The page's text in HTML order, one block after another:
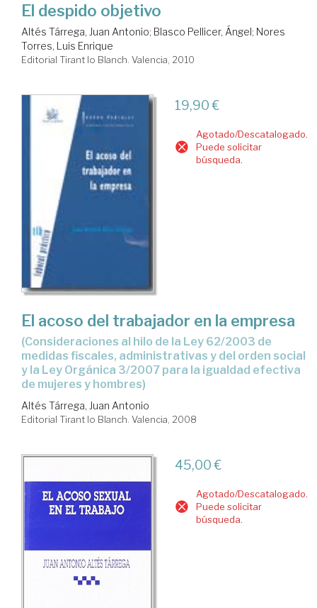
El despido objetivo
Altés Tárrega, Juan Antonio; Blasco Pellicer, Ángel; Nores
Torres, Luis Enrique
Editorial Tirant lo Blanch. Valencia, 2010
19,90 €
Agotado/Descatalogado.
Puede solicitar
búsqueda.
El acoso del trabajador en la empresa
(consideraciones al hilo de la Ley 62/2003 de
medidas fiscales, administrativas y del orden social
y la Ley Orgánica 3/2007 para la igualdad efectiva
de mujeres y hombres)
Altés Tárrega, Juan Antonio
Editorial Tirant lo Blanch. Valencia, 2008
45,00 €
Agotado/Descatalogado.
Puede solicitar
búsqueda.